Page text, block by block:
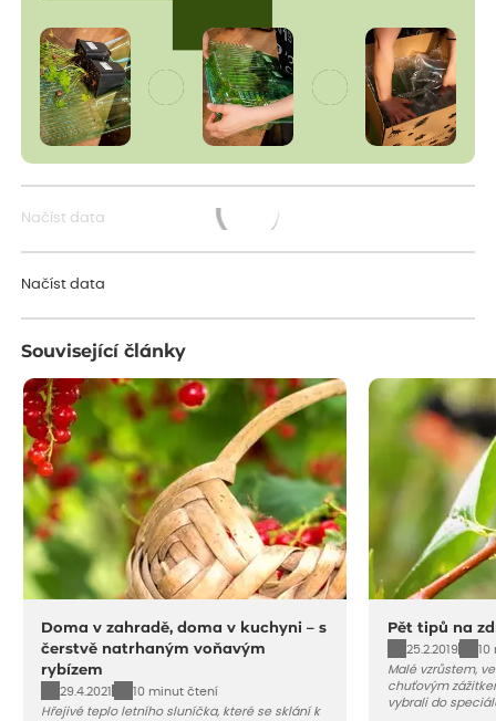
Načíst data
Načíst data
Související články
Doma v zahradě, doma v kuchyni – s
čerstvě natrhaným voňavým
rybízem
29.4.2021
10 minut čtení
Hřejivé teplo letního sluníčka, které se sklání k
Pět tipů na
25.2.2019
10
Malé vzrůstem,
chuťovým
vybrali do